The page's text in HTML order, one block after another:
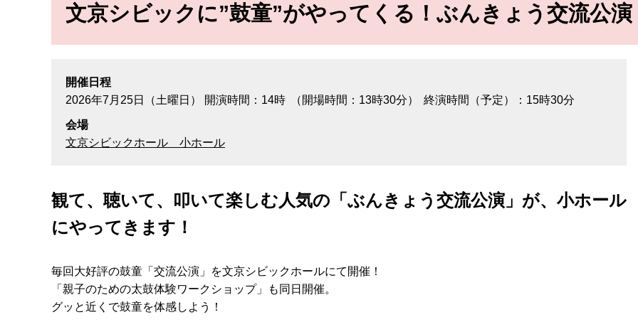
文京シビックに”鼓童”がやってくる！ぶんきょう交流公演
開催日程
2026年7月25日
（土曜日） 開演時間：14時 （開場時間：13時30分） 終演時間（予定）：15時30分
会場
文京シビックホール 小ホール
観て、聴いて、叩いて楽しむ人気の「ぶんきょう交流公演」が、小ホール
にやってきます！
毎回大好評の鼓童「交流公演」を文京シビックホールにて開催！
「親子のための太鼓体験ワークショップ」も同日開催。
グッと近くで鼓童を体感しよう！